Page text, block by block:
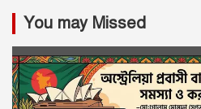
You may Missed